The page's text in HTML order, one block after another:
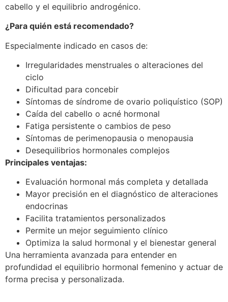
cabello y el equilibrio androgénico.
¿Para quién está recomendado?
Especialmente indicado en casos de:
Irregularidades menstruales o alteraciones del
ciclo
Dificultad para concebir
Síntomas de síndrome de ovario poliquístico (SOP)
Caída del cabello o acné hormonal
Fatiga persistente o cambios de peso
Síntomas de perimenopausia o menopausia
Desequilibrios hormonales complejos
Principales ventajas:
Evaluación hormonal más completa y detallada
Mayor precisión en el diagnóstico de alteraciones
endocrinas
Facilita tratamientos personalizados
Permite un mejor seguimiento clínico
Optimiza la salud hormonal y el bienestar general
Una herramienta avanzada para entender en
profundidad el equilibrio hormonal femenino y actuar de
forma precisa y personalizada.